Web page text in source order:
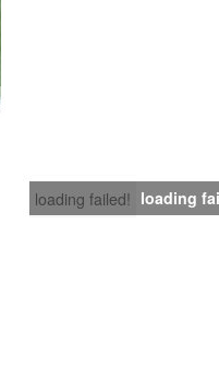
loading failed! loading